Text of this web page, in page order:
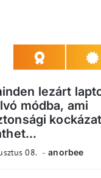
lezárt
módba, ami
08. anorbee